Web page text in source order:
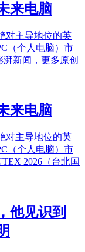
来电脑
对主导地位的英
（个人电脑）市
新闻，更多原创
来电脑
对主导地位的英
（个人电脑）市
2026（台北国
他见识到